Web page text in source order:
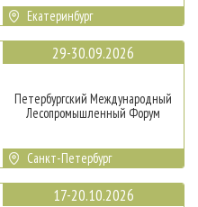
Екатеринбург
29-30.09.2026
Петербургский Международный
Лесопромышленный Форум
Санкт-Петербург
17-20.10.2026